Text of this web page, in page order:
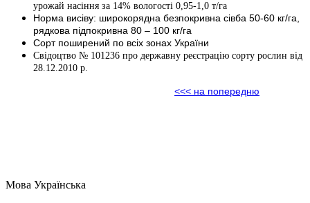
урожай насіння за 14% вологості 0,95-1,0 т/га
Норма висіву: широкорядна безпокривна сівба 50-60 кг/га,
рядкова підпокривна 80 – 100 кг/га
Сорт поширений по всіх зонах України
Свідоцтво № 101236 про державну реєстрацію сорту рослин від
28.12.2010 р.
<<< на попередню
Мова Українська